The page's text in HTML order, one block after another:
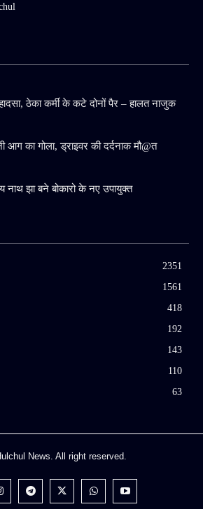
ठेका कर्मी के कटे दोनों पैर – हालत नाजुक
का गोला, ड्राइवर की दर्दनाक मौ@त
झा बने बोकारो के नए उपायुक्त
2351
1561
418
192
143
110
63
News. All right reserved.